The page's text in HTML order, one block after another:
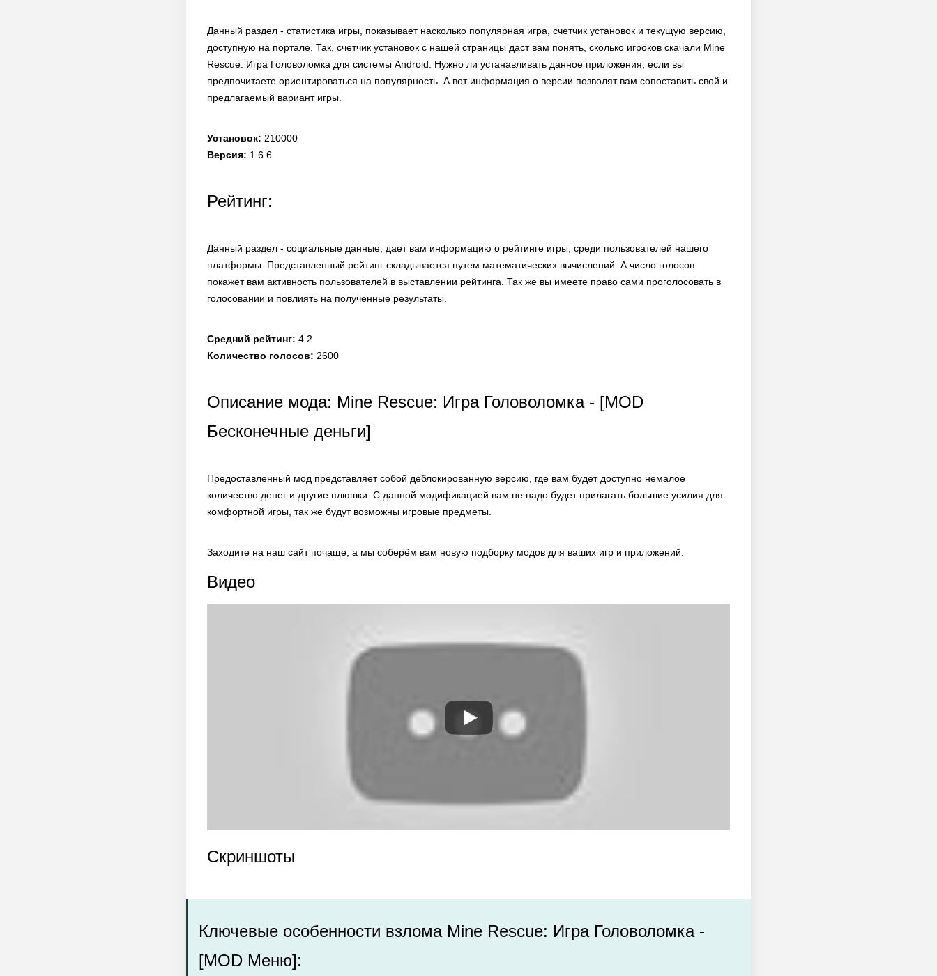
Данный раздел - статистика игры, показывает насколько популярная игра, счетчик установок и текущую версию,
доступную на портале. Так, счетчик установок с нашей страницы даст вам понять, сколько игроков скачали Mine
Rescue: Игра Головоломка для системы Android. Нужно ли устанавливать данное приложения, если вы
предпочитаете ориентироваться на популярность. А вот информация о версии позволят вам сопоставить свой и
предлагаемый вариант игры.
Установок: 210000
Версия: 1.6.6
Рейтинг:
Данный раздел - социальные данные, дает вам информацию о рейтинге игры, среди пользователей нашего
платформы. Представленный рейтинг складывается путем математических вычислений. А число голосов
покажет вам активность пользователей в выставлении рейтинга. Так же вы имеете право сами проголосовать в
голосовании и повлиять на полученные результаты.
Средний рейтинг: 4.2
Количество голосов: 2600
Описание мода: Mine Rescue: Игра Головоломка - [MOD
Бесконечные деньги]
Предоставленный мод представляет собой деблокированную версию, где вам будет доступно немалое
количество денег и другие плюшки. С данной модификацией вам не надо будет прилагать большие усилия для
комфортной игры, так же будут возможны игровые предметы.
Заходите на наш сайт почаще, а мы соберём вам новую подборку модов для ваших игр и приложений.
Видео
Скриншоты
Ключевые особенности взлома Mine Rescue: Игра Головоломка -
[MOD Меню]: